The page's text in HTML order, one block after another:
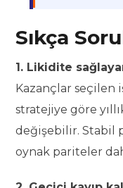
Sıkça
1. Likidite
Kazançlar seçilen
stratejiye göre
değişebilir. Stabil
oynak pariteler